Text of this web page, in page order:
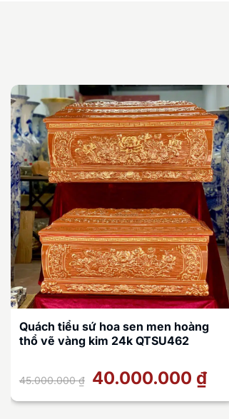
Quách tiểu sứ hoa sen men hoàng
thổ vẽ vàng kim 24k QTSU462
45.000.000₫
Giá
gốc
45.000.000 ₫.
40.000.000 ₫Giá
hiện
là: